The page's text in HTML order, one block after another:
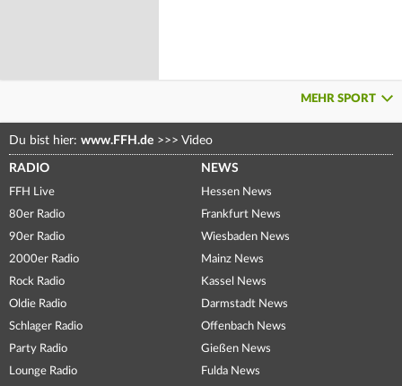
MEHR SPORT
Du bist hier: www.FFH.de >>> Video
RADIO
FFH Live
80er Radio
90er Radio
2000er Radio
Rock Radio
Oldie Radio
Schlager Radio
Party Radio
Lounge Radio
NEWS
Hessen News
Frankfurt News
Wiesbaden News
Mainz News
Kassel News
Darmstadt News
Offenbach News
Gießen News
Fulda News